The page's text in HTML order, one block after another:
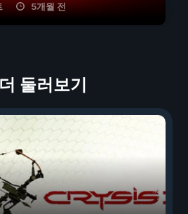
5개월 전
둘러보기